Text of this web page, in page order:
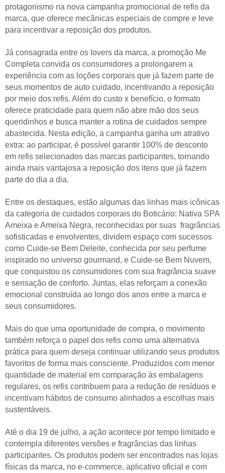
protagonismo na nova campanha promocional de refis da
marca, que oferece mecânicas especiais de compre e leve
para incentivar a reposição dos produtos.
Já consagrada entre os lovers da marca, a promoção Me
Completa convida os consumidores a prolongarem a
experiência com as loções corporais que já fazem parte de
seus momentos de auto cuidado, incentivando a reposição
por meio dos refis. Além do custo x benefício, o formato
oferece praticidade para quem não abre mão dos seus
queridinhos e busca manter a rotina de cuidados sempre
abastecida. Nesta edição, a campanha ganha um atrativo
extra: ao participar, é possível garantir 100% de desconto
em refis selecionados das marcas participantes, tornando
ainda mais vantajosa a reposição dos itens que já fazem
parte do dia a dia.
Entre os destaques, estão algumas das linhas mais icônicas
da categoria de cuidados corporais do Boticário: Nativa SPA
Ameixa e Ameixa Negra, reconhecidas por suas fragrâncias
sofisticadas e envolventes, dividem espaço com sucessos
como Cuide-se Bem Deleite, conhecida por seu perfume
inspirado no universo gourmand, e Cuide-se Bem Nuvem,
que conquistou os consumidores com sua fragrância suave
e sensação de conforto. Juntas, elas reforçam a conexão
emocional construída ao longo dos anos entre a marca e
seus consumidores.
Mais do que uma oportunidade de compra, o movimento
também reforça o papel dos refis como uma alternativa
prática para quem deseja continuar utilizando seus produtos
favoritos de forma mais consciente. Produzidos com menor
quantidade de material em comparação às embalagens
regulares, os refis contribuem para a redução de resíduos e
incentivam hábitos de consumo alinhados a escolhas mais
sustentáveis.
Até o dia 19 de julho, a ação acontece por tempo limitado e
contempla diferentes versões e fragrâncias das linhas
participantes. Os produtos podem ser encontrados nas lojas
físicas da marca, no e-commerce, aplicativo oficial e com